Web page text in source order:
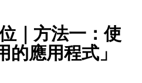
｜方法一：使
的應用程式」